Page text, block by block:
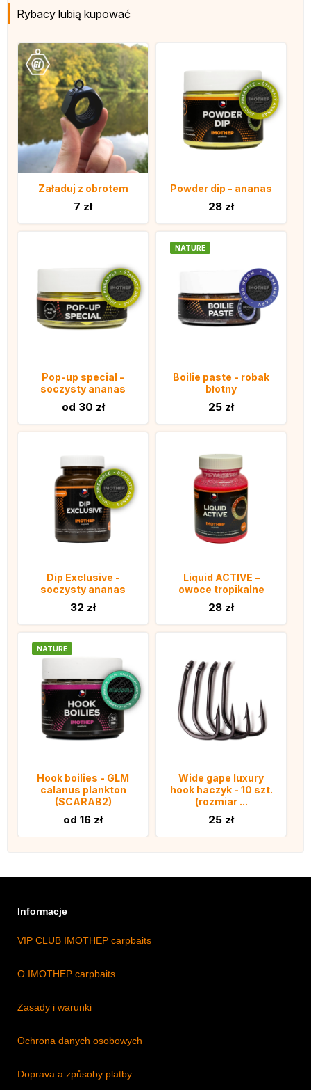
Rybacy lubią kupować
Załaduj z obrotem
7 zł
Powder dip - ananas
28 zł
Pop-up special -
soczysty ananas
od 30 zł
NATURE
Boilie paste - robak
błotny
25 zł
Dip Exclusive -
soczysty ananas
32 zł
Liquid ACTIVE –
owoce tropikalne
28 zł
NATURE
Hook boilies - GLM
calanus plankton
(SCARAB2)
od 16 zł
Wide gape luxury
hook haczyk - 10 szt.
(rozmiar ...
25 zł
Informacje
VIP CLUB IMOTHEP carpbaits
O IMOTHEP carpbaits
Zasady i warunki
Ochrona danych osobowych
Doprava a způsoby platby